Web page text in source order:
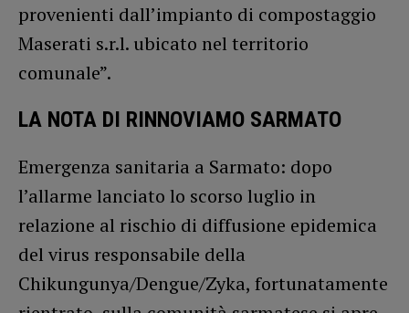
provenienti dall’impianto di compostaggio
Maserati s.r.l. ubicato nel territorio
comunale”.
LA NOTA DI RINNOVIAMO SARMATO
Emergenza sanitaria a Sarmato: dopo
l’allarme lanciato lo scorso luglio in
relazione al rischio di diffusione epidemica
del virus responsabile della
Chikungunya/Dengue/Zyka, fortunatamente